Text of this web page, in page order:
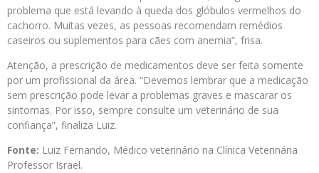
problema que está levando à queda dos glóbulos vermelhos do
cachorro. Muitas vezes, as pessoas recomendam remédios
caseiros ou suplementos para cães com anemia”, frisa.
Atenção, a prescrição de medicamentos deve ser feita somente
por um profissional da área. “Devemos lembrar que a medicação
sem prescrição pode levar a problemas graves e mascarar os
sintomas. Por isso, sempre consulte um veterinário de sua
confiança”, finaliza Luiz.
Fonte: Luiz Fernando, Médico veterinário na Clínica Veterinária
Professor Israel.